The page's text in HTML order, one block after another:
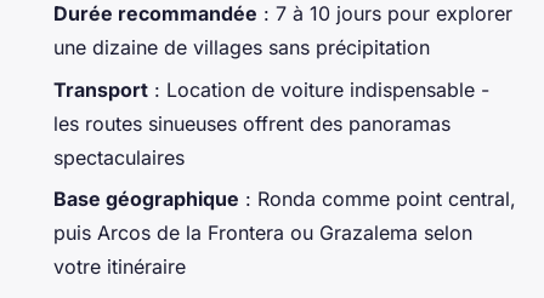
Durée recommandée : 7 à 10 jours pour explorer
une dizaine de villages sans précipitation
Transport : Location de voiture indispensable -
les routes sinueuses offrent des panoramas
spectaculaires
Base géographique : Ronda comme point central,
puis Arcos de la Frontera ou Grazalema selon
votre itinéraire